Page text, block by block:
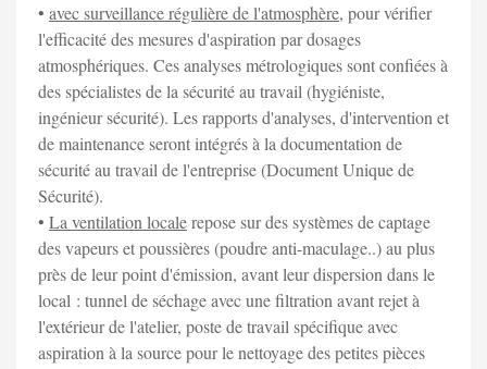
• avec surveillance régulière de l'atmosphère, pour vérifier
l'efficacité des mesures d'aspiration par dosages
atmosphériques. Ces analyses métrologiques sont confiées à
des spécialistes de la sécurité au travail (hygiéniste,
ingénieur sécurité). Les rapports d'analyses, d'intervention et
de maintenance seront intégrés à la documentation de
sécurité au travail de l'entreprise (Document Unique de
Sécurité).
• La ventilation localerepose sur des systèmes de captage
des vapeurs et poussières (poudre anti-maculage..) au plus
près de leur point d'émission, avant leur dispersion dans le
local : tunnel de séchage avec une filtration avant rejet à
l'extérieur de l'atelier, poste de travail spécifique avec
aspiration à la source pour le nettoyage des petites pièces